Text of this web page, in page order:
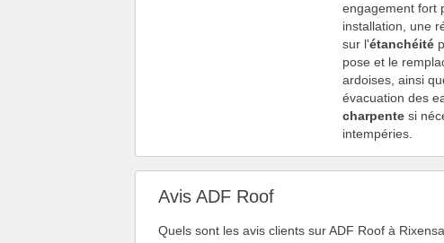
engagement fort
installation, une
sur l'étanchéité
pose et le
ardoises, ainsi
évacuation des
charpente si
intempéries.
Avis ADF Roof
Quels sont les avis clients sur ADF Roof à